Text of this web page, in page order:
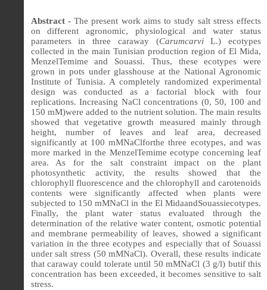
Abstract - The present work aims to study salt stress effects
on different agronomic, physiological and water status
parameters in three caraway (CarumcarviL.) ecotypes
collected in the main Tunisian production region of El Mida,
MenzelTemime and Souassi. Thus, these ecotypes were
grown in pots under glasshouse at the National Agronomic
Institute of Tunisia. A completely randomized experimental
design was conducted as a factorial block with four
replications. Increasing NaCl concentrations (0, 50, 100 and
150 mM)were added to the nutrient solution. The main results
showed that vegetative growth measured mainly through
height, number of leaves and leaf area, decreased
significantly at 100 mMNaClforthe three ecotypes, and was
more marked in the MenzelTemime ecotype concerning leaf
area. As for the salt constraint impact on the plant
photosynthetic activity, the results showed that the
chlorophyll fluorescence and the chlorophyll and carotenoids
contents were significantly affected when plants were
subjected to 150 mMNaCl in the El MidaandSouassiecotypes.
Finally, the plant water status evaluated through the
determination of the relative water content, osmotic potential
and membrane permeability of leaves, showed a significant
variation in the three ecotypes and especially that of Souassi
under salt stress (50 mMNaCl). Overall, these results indicate
that caraway could tolerate until 50 mMNaCl (3 g/l) butif this
concentrationhas been exceeded, it becomes sensitive to salt
stress.